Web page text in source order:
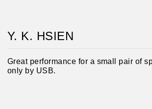
Y. K. HSIEN
Great performance for a small pair of
only by USB.